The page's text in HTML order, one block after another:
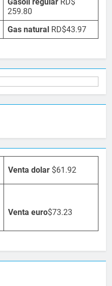
Gasoil regular RD$
259.80
Gas natural RD$43.97
Venta dolar $61.92
Venta euro$73.23